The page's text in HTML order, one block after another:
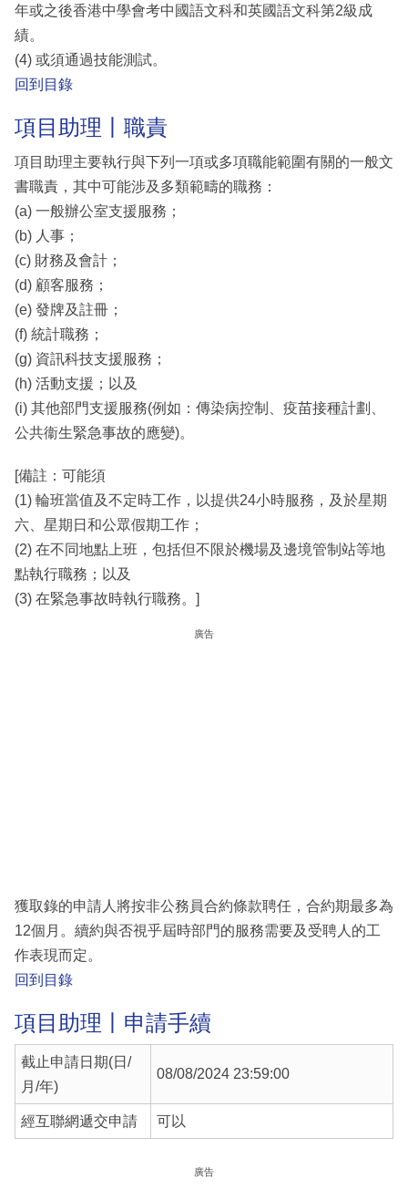
年或之後香港中學會考中國語文科和英國語文科第2級成
績。
(4) 或須通過技能測試。
回到目錄
項目助理丨職責
項目助理主要執行與下列一項或多項職能範圍有關的一般文
書職責，其中可能涉及多類範疇的職務：
(a) 一般辦公室支援服務；
(b) 人事；
(c) 財務及會計；
(d) 顧客服務；
(e) 發牌及註冊；
(f) 統計職務；
(g) 資訊科技支援服務；
(h) 活動支援；以及
(i) 其他部門支援服務(例如：傳染病控制、疫苗接種計劃、
公共衞生緊急事故的應變)。
[備註：可能須
(1) 輪班當值及不定時工作，以提供24小時服務，及於星期
六、星期日和公眾假期工作；
(2) 在不同地點上班，包括但不限於機場及邊境管制站等地
點執行職務；以及
(3) 在緊急事故時執行職務。]
廣告
獲取錄的申請人將按非公務員合約條款聘任，合約期最多為
12個月。續約與否視乎屆時部門的服務需要及受聘人的工
作表現而定。
回到目錄
項目助理丨申請手續
截止申請日期(日/
月/年)
08/08/2024 23:59:00
經互聯網遞交申請 可以
廣告